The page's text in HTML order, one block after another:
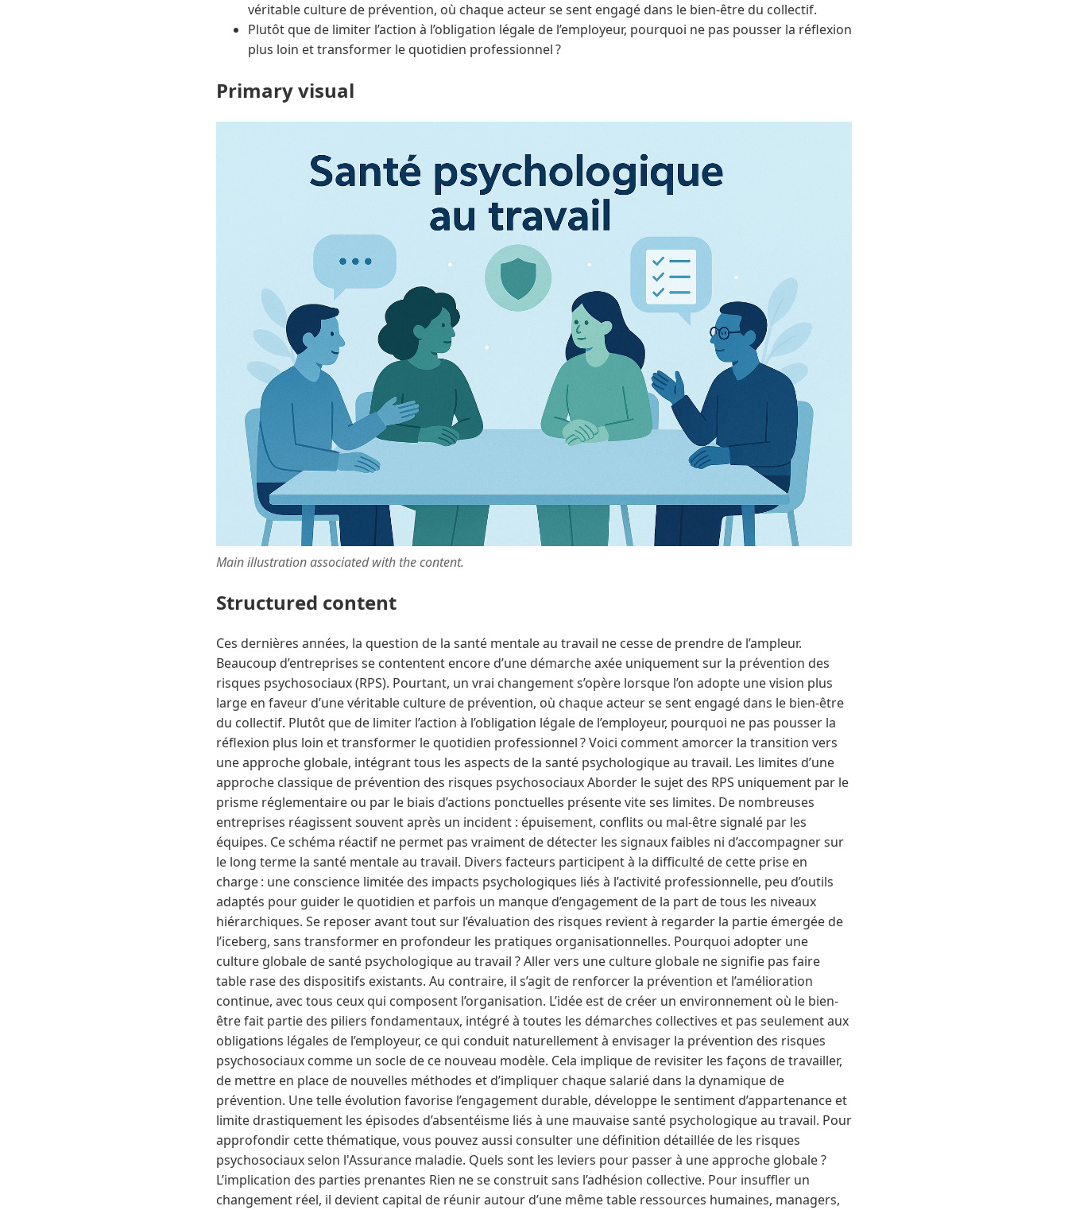
véritable culture de prévention, où chaque acteur se sent engagé dans le bien-être du collectif.
Plutôt que de limiter l’action à l’obligation légale de l’employeur, pourquoi ne pas pousser la réflexion
plus loin et transformer le quotidien professionnel ?
Primary visual
Main illustration associated with the content.
Structured content
Ces dernières années, la question de la santé mentale au travail ne cesse de prendre de l’ampleur.
Beaucoup d’entreprises se contentent encore d’une démarche axée uniquement sur la prévention des
risques psychosociaux (RPS). Pourtant, un vrai changement s’opère lorsque l’on adopte une vision plus
large en faveur d’une véritable culture de prévention, où chaque acteur se sent engagé dans le bien-être
du collectif. Plutôt que de limiter l’action à l’obligation légale de l’employeur, pourquoi ne pas pousser la
réflexion plus loin et transformer le quotidien professionnel ? Voici comment amorcer la transition vers
une approche globale, intégrant tous les aspects de la santé psychologique au travail. Les limites d’une
approche classique de prévention des risques psychosociaux Aborder le sujet des RPS uniquement par le
prisme réglementaire ou par le biais d’actions ponctuelles présente vite ses limites. De nombreuses
entreprises réagissent souvent après un incident : épuisement, conflits ou mal-être signalé par les
équipes. Ce schéma réactif ne permet pas vraiment de détecter les signaux faibles ni d’accompagner sur
le long terme la santé mentale au travail. Divers facteurs participent à la difficulté de cette prise en
charge : une conscience limitée des impacts psychologiques liés à l’activité professionnelle, peu d’outils
adaptés pour guider le quotidien et parfois un manque d’engagement de la part de tous les niveaux
hiérarchiques. Se reposer avant tout sur l’évaluation des risques revient à regarder la partie émergée de
l’iceberg, sans transformer en profondeur les pratiques organisationnelles. Pourquoi adopter une
culture globale de santé psychologique au travail ? Aller vers une culture globale ne signifie pas faire
table rase des dispositifs existants. Au contraire, il s’agit de renforcer la prévention et l’amélioration
continue, avec tous ceux qui composent l’organisation. L’idée est de créer un environnement où le bien-
être fait partie des piliers fondamentaux, intégré à toutes les démarches collectives et pas seulement aux
obligations légales de l’employeur, ce qui conduit naturellement à envisager la prévention des risques
psychosociaux comme un socle de ce nouveau modèle. Cela implique de revisiter les façons de travailler,
de mettre en place de nouvelles méthodes et d’impliquer chaque salarié dans la dynamique de
prévention. Une telle évolution favorise l’engagement durable, développe le sentiment d’appartenance et
limite drastiquement les épisodes d’absentéisme liés à une mauvaise santé psychologique au travail. Pour
approfondir cette thématique, vous pouvez aussi consulter une définition détaillée de les risques
psychosociaux selon l'Assurance maladie. Quels sont les leviers pour passer à une approche globale ?
L’implication des parties prenantes Rien ne se construit sans l’adhésion collective. Pour insuffler un
changement réel, il devient capital de réunir autour d’une même table ressources humaines, managers,